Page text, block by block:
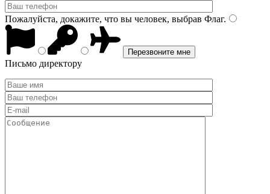
Пожалуйста, докажите, что вы человек, выбрав Флаг.
Письмо директору